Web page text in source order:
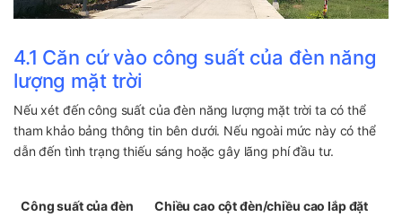
4.1 Căn cứ vào công suất của đèn năng
lượng mặt trời
Nếu xét đến công suất của đèn năng lượng mặt trời ta có thể
tham khảo bảng thông tin bên dưới. Nếu ngoài mức này có thể
dẫn đến tình trạng thiếu sáng hoặc gây lãng phí đầu tư.
Công suất của đèn Chiều cao cột đèn/chiều cao lắp đặt